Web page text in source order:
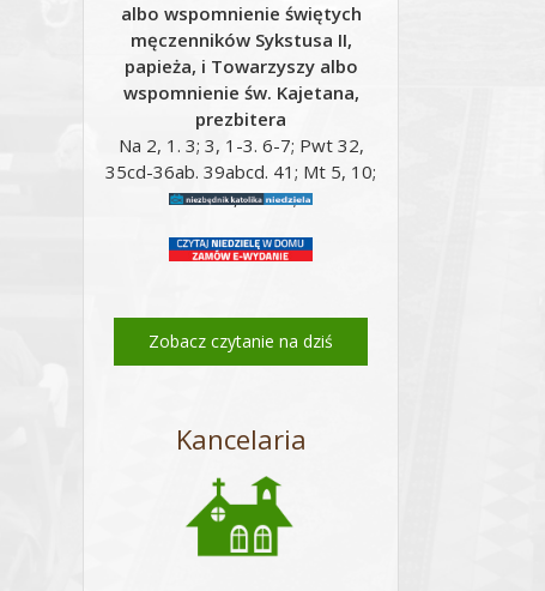
albo wspomnienie świętych
męczenników Sykstusa II,
papieża, i Towarzyszy albo
wspomnienie św. Kajetana,
prezbitera
Na 2, 1. 3; 3, 1-3. 6-7; Pwt 32,
35cd-36ab. 39abcd. 41; Mt 5, 10;
Mt 16, 24-28;
Zobacz czytanie na dziś
Kancelaria